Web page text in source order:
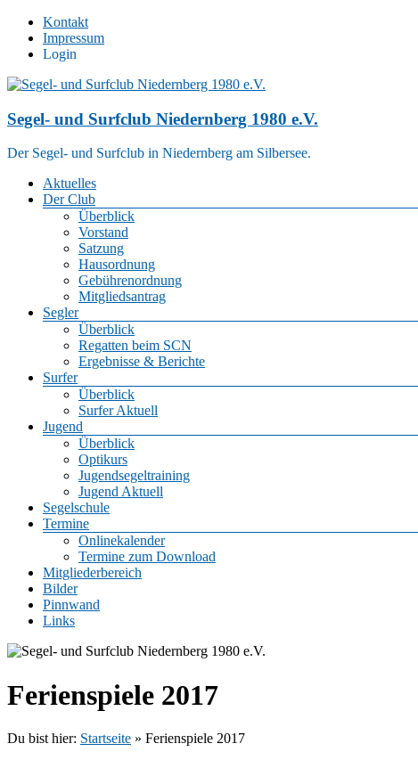
Zum
Inhalt
springen
Kontakt
Impressum
Login
Segel- und Surfclub Niedernberg 1980 e.V.
Der Segel- und Surfclub in Niedernberg am Silbersee.
Menü
Aktuelles
Der Club
Überblick
Vorstand
Satzung
Hausordnung
Gebührenordnung
Mitgliedsantrag
Segler
Überblick
Regatten beim SCN
Ergebnisse & Berichte
Surfer
Überblick
Surfer Aktuell
Jugend
Überblick
Optikurs
Jugendsegeltraining
Jugend Aktuell
Segelschule
Termine
Onlinekalender
Termine zum Download
Mitgliederbereich
Bilder
Pinnwand
Links
Ferienspiele 2017
Du bist hier: Startseite » Ferienspiele 2017